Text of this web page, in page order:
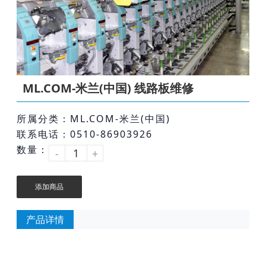
ML.COM-米兰(中国) 线路板维修
所属分类：ML.COM-米兰(中国)
联系电话：0510-86903926
数量：
- +
添加商品
产品详情